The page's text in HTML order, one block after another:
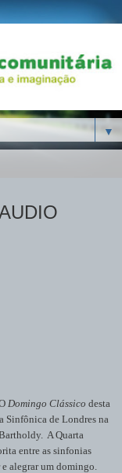
▼
Domingo Clássico desta
Sinfônica de Londres na
A Quarta
entre as sinfonias
alegrar um domingo.